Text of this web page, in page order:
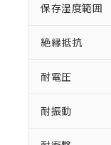
保存湿度範囲
絶縁抵抗
耐電圧
耐振動